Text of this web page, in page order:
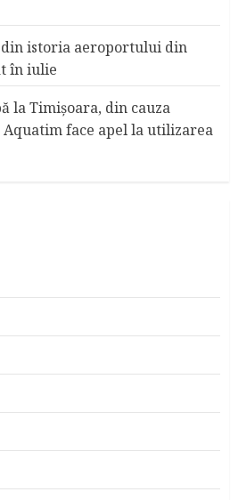
istoria aeroportului din
în iulie
la Timişoara, din cauza
Aquatim face apel la utilizarea